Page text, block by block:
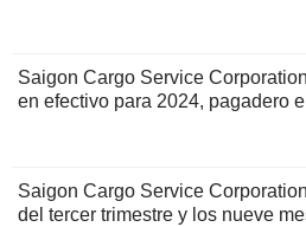
Saigon Cargo Service
en efectivo para 2024, pagadero
Saigon Cargo Service
del tercer trimestre y los nueve